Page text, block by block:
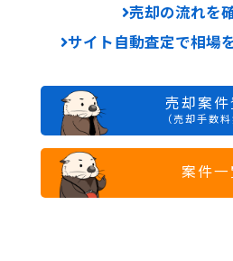
売却の流れを
サイト自動査定で相場
売却案件
（売却手数料
案件一